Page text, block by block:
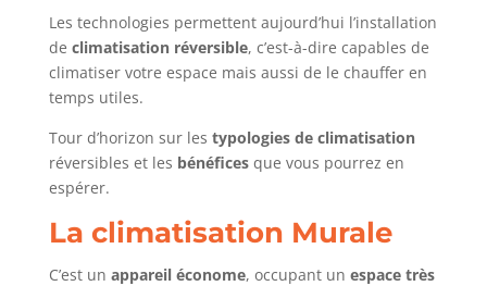
Les technologies permettent aujourd’hui l’installation
de climatisation réversible, c’est-à-dire capables de
climatiser votre espace mais aussi de le chauffer en
temps utiles.
Tour d’horizon sur les typologies de climatisation
réversibles et les bénéficesque vous pourrez en
espérer.
La climatisation Murale
C’est un appareil économe, occupant un espace très